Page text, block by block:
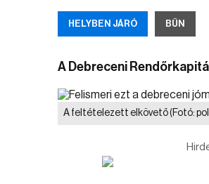
HELYBEN JÁRÓ BŰN
A Debreceni
A feltételezett elkövető(Fotó: